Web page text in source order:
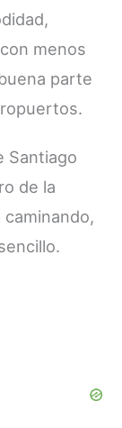
menos
parte
Santiago
de la